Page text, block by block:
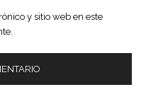
y sitio web en este